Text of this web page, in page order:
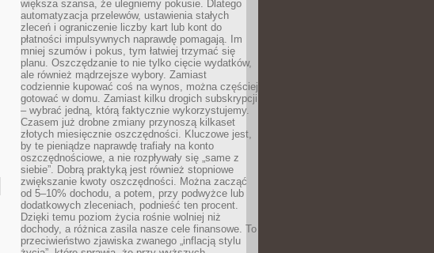
większa szansa, że ulegniemy pokusie. Dlatego
automatyzacja przelewów, ustawienia stałych
zleceń i ograniczenie liczby kart lub kont do
płatności impulsywnych naprawdę pomagają. Im
mniej szumów i pokus, tym łatwiej trzymać się
planu. Oszczędzanie to nie tylko cięcie wydatków,
ale również mądrzejsze wybory. Zamiast
codziennie kupować coś na wynos, można częściej
gotować w domu. Zamiast kilku drogich subskrypcji
– wybrać jedną, którą faktycznie wykorzystujemy.
Czasem już drobne zmiany przynoszą kilkaset
złotych miesięcznie oszczędności. Kluczowe jest,
by te pieniądze naprawdę trafiały na konto
oszczędnościowe, a nie rozpływały się „same z
siebie”. Dobrą praktyką jest również stopniowe
zwiększanie kwoty oszczędności. Można zacząć
od 5–10% dochodu, a potem, przy podwyżce lub
dodatkowych zleceniach, podnieść ten procent.
Dzięki temu poziom życia rośnie wolniej niż
dochody, a różnica zasila nasze cele finansowe. To
przeciwieństwo zjawiska zwanego „inflacją stylu